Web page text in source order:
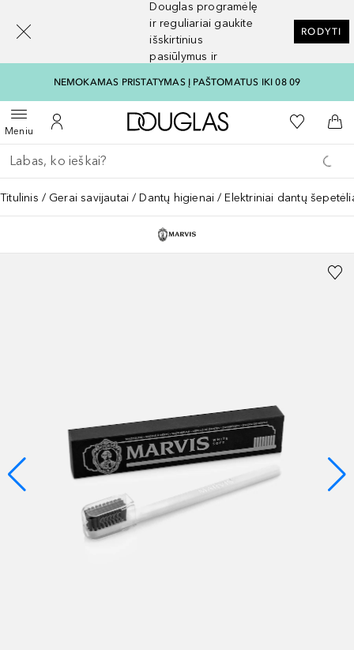
Douglas programėlę
ir reguliariai gaukite
išskirtinius
pasiūlymus ir
RODYTI
NEMOKAMAS PRISTATYMAS Į PAŠTOMATUS IKI 08 09
MeniuAtidaryti meniuĮ mano paskyrą
Į Douglas pagrindinį
Į mano
Į
Grįžk atgal
Vykdykite paiešką
Titulinis Gerai savijautai Dantų higienai Elektriniai dantų
[navigation.slideout.screenreader]